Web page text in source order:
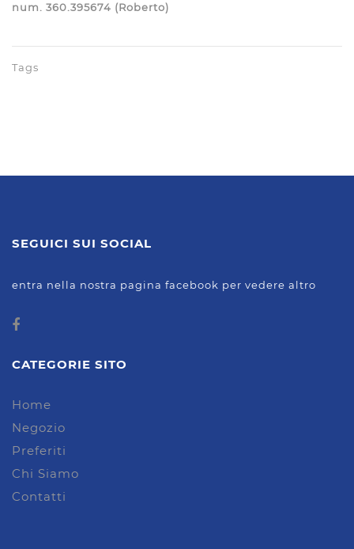
num. 360.395674 (Roberto)
Tags
SEGUICI SUI SOCIAL
entra nella nostra pagina facebook per vedere altro
CATEGORIE SITO
Home
Negozio
Preferiti
Chi Siamo
Contatti